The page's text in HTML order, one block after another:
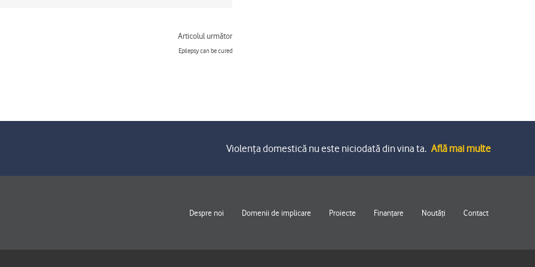
Articolul următor
Epilepsy can be cured
Violența domestică nu este niciodată din vina ta. Află mai multe
Despre noi Domenii de implicare Proiecte Finanțare Noutăți Contact